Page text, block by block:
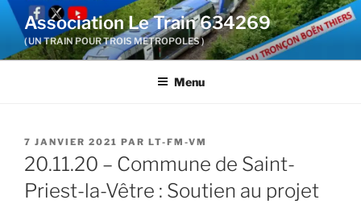
Aller
contenu
Association Le Train 634269
( UN TRAIN POUR TROIS METROPOLES )
Menu
PUBLIÉ
LE
7 JANVIER 2021 PAR LT-FM-VM
20.11.20 – Commune de Saint-
Priest-la-Vêtre : Soutien au projet